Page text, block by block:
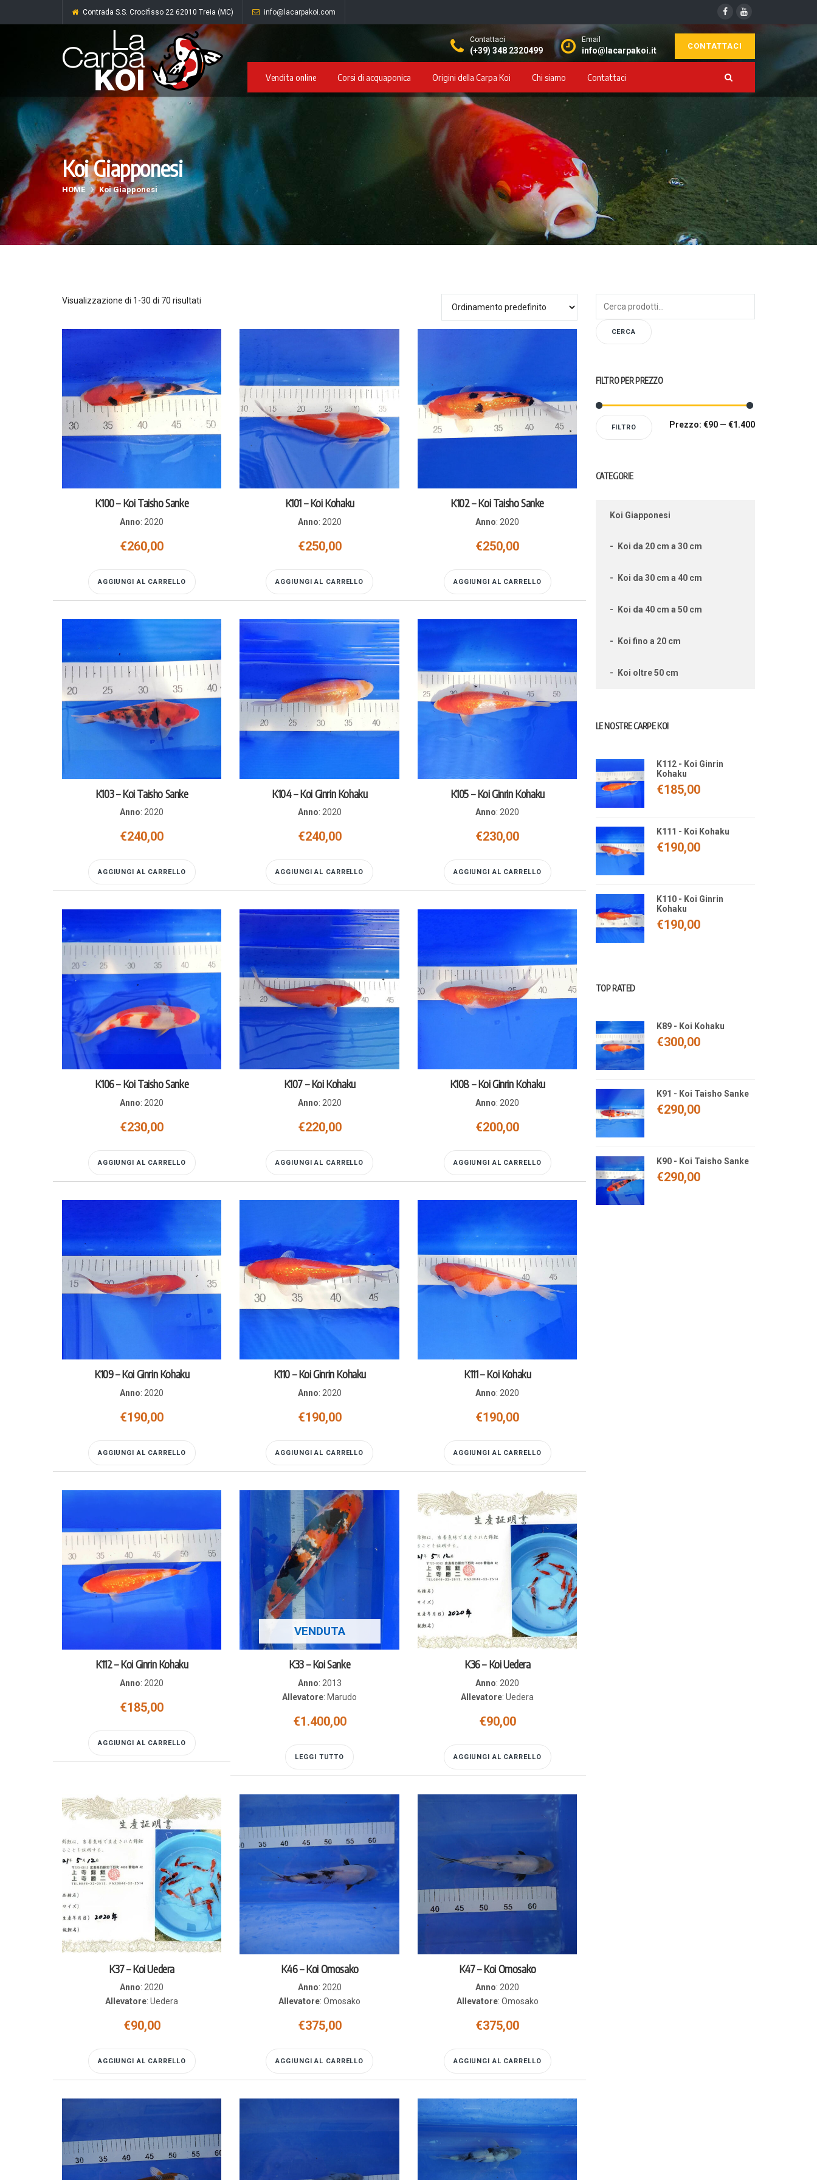
Contrada S.S. Crocifisso 22 62010 Treia (MC) info@lacarpakoi.com
Contattaci
(+39) 348 2320499
Email
info@lacarpakoi.it CONTATTACI
Vendita online Corsi di acquaponica Origini della Carpa Koi Chi siamo Contattaci
Koi Giapponesi
HOME Koi Giapponesi
Visualizzazione di 1-30 di 70 risultati
K100 – Koi Taisho Sanke
Anno:2020
€260,00
AGGIUNGI AL CARRELLO
K101 – Koi Kohaku
Anno: 2020
€250,00
AGGIUNGI AL CARRELLO
K102 – Koi Taisho Sanke
Anno:2020
€250,00
AGGIUNGI AL CARRELLO
K103 – Koi Taisho Sanke
Anno:2020
€240,00
AGGIUNGI AL CARRELLO
K104 – Koi Ginrin Kohaku
Anno: 2020
€240,00
AGGIUNGI AL CARRELLO
K105 – Koi Ginrin Kohaku
Anno:2020
€230,00
AGGIUNGI AL CARRELLO
K106 – Koi Taisho Sanke
Anno: 2020
€230,00
AGGIUNGI AL CARRELLO
K107 – Koi Kohaku
Anno: 2020
€220,00
AGGIUNGI AL CARRELLO
K108 – Koi Ginrin Kohaku
Anno: 2020
€200,00
AGGIUNGI AL CARRELLO
K109 – Koi Ginrin Kohaku
Anno: 2020
€190,00
AGGIUNGI AL CARRELLO
K110 – Koi Ginrin Kohaku
Anno: 2020
€190,00
AGGIUNGI AL CARRELLO
K111 – Koi Kohaku
Anno: 2020
€190,00
AGGIUNGI AL CARRELLO
K112 – Koi Ginrin Kohaku
Anno: 2020
€185,00
AGGIUNGI AL CARRELLO
VENDUTA
K33 – Koi Sanke
Anno: 2013
Allevatore: Marudo
€1.400,00
LEGGI TUTTO
K36 – Koi Uedera
Anno: 2020
Allevatore:Uedera
€90,00
AGGIUNGI AL CARRELLO
K37 – Koi Uedera
Anno:2020
Allevatore:Uedera
€90,00
AGGIUNGI AL CARRELLO
K46 – Koi Omosako
Anno: 2020
Allevatore:Omosako
€375,00
AGGIUNGI AL CARRELLO
K47 – Koi Omosako
Anno:2020
Allevatore: Omosako
€375,00
AGGIUNGI AL CARRELLO
CERCA
FILTRO PER PREZZO
FILTRO Prezzo: €90 — €1.400
CATEGORIE
Koi Giapponesi
Koi da 20 cm a 30 cm
Koi da 30 cm a 40 cm
Koi da 40 cm a 50 cm
Koi fino a 20 cm
Koi oltre 50 cm
LE NOSTRE CARPE KOI
K112 - Koi Ginrin
Kohaku
€185,00
K111 - Koi Kohaku
€190,00
K110 - Koi Ginrin
Kohaku
€190,00
TOP RATED
K89 - Koi Kohaku
€300,00
K91 - Koi Taisho Sanke
€290,00
K90 - Koi Taisho Sanke
€290,00